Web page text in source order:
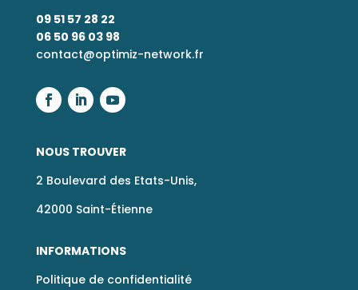
09 51 57 28 22
06 50 96 03 98
contact@optimiz-network.fr
NOUS TROUVER
2 Boulevard des Etats-Unis,
42000 Saint-Étienne
INFORMATIONS
Politique de confidentialité